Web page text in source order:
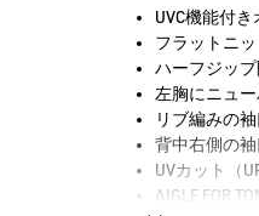
UVC機能付
フラットニ
ハーフジップ
左胸にニュ
リブ編みの袖
背中右側の
UVカット（
AIGLE FOR